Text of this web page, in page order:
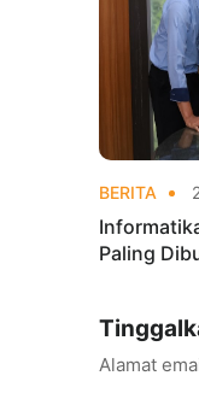
BERITA
Paling
Alamat